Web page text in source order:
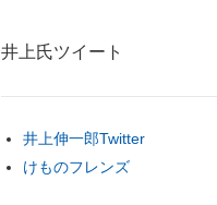
井上氏ツイート
井上伸一郎Twitter
けものフレンズ